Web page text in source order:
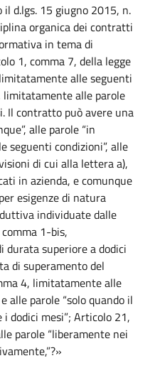
d.lgs. 15 giugno 2015, n.
organica dei contratti
in tema di
1, comma 7, della legge
alle seguenti
alle parole
Il contratto può avere una
alle parole “in
seguenti condizioni”, alle
di cui alla lettera a),
in azienda, e comunque
esigenze di natura
individuate dalle
1-bis,
durata superiore a dodici
di superamento del
4, limitatamente alle
alle parole “solo quando il
dodici mesi”; Articolo 21,
parole “liberamente nei